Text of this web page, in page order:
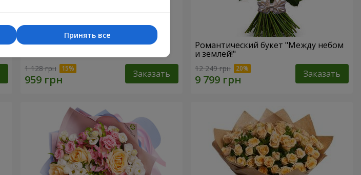
11 красных роз
1 128 грн Заказать
Романтический букет "Между небом
и землей!"
12 249 грн Заказать
Принять все